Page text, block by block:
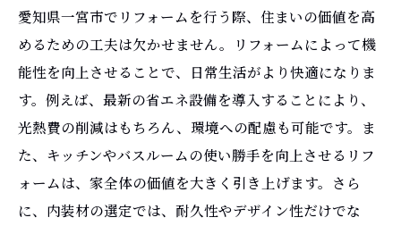
愛知県一宮市でリフォームを行う際、住まいの価値を高
めるための工夫は欠かせません。リフォームによって機
能性を向上させることで、日常生活がより快適になりま
す。例えば、最新の省エネ設備を導入することにより、
光熱費の削減はもちろん、環境への配慮も可能です。ま
た、キッチンやバスルームの使い勝手を向上させるリフ
ォームは、家全体の価値を大きく引き上げます。さら
に、内装材の選定では、耐久性やデザイン性だけでな